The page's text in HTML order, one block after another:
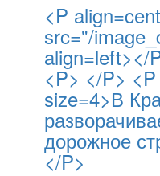
<P
src="/
align=left></
<P> </P>
size=4>В
дорожное
</P>